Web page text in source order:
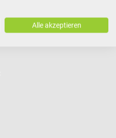
Alle akzeptieren